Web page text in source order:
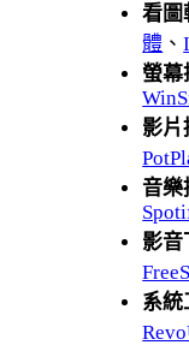
看圖
體 、
螢幕
影片
音樂
影音
系統